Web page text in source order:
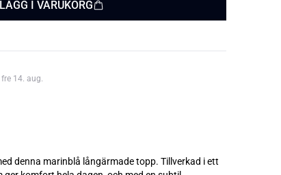
LÄGG I VARUKORG
14. aug.
denna marinblå långärmade topp. Tillverkad i ett